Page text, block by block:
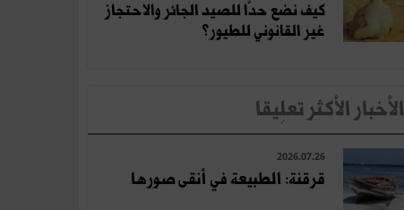
كيف نضع حدًّا للصيد الجائر والاحتجاز
غير القانوني للطيور؟
الأخبار الأكثر تعلِيقا
2026.07.26
قرقنة: الطبيعة في أنقى صورها